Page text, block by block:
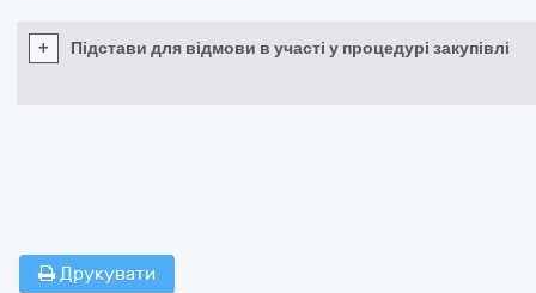
+ Підстави для відмови в участі у процедурі закупівлі
Друкувати